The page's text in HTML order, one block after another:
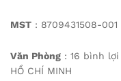
MST : 8709431508-001
Văn Phòng : 16 bình
HỒ CHÍ MINH